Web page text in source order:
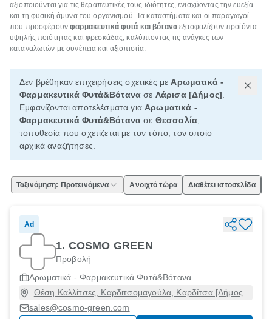
αξιοποιούνται για τις θεραπευτικές τους ιδιότητες, ενισχύοντας την ευεξία
και τη φυσική άμυνα του οργανισμού. Τα καταστήματα και οι παραγωγοί
που προσφέρουνφαρμακευτικά φυτά και βότανα εξασφαλίζουν προϊόντα
υψηλής ποιότητας και φρεσκάδας, καλύπτοντας τις ανάγκες των
καταναλωτών με συνέπεια και αξιοπιστία.
Δεν βρέθηκαν επιχειρήσεις σχετικές με Αρωματικά -
Φαρμακευτικά Φυτά&Βότανα σε Λάρισα [Δήμος]
Εμφανίζονται αποτελέσματα για Αρωματικά -
Φαρμακευτικά Φυτά&Βότανα σε Θεσσαλία
τοποθεσία που σχετίζεται με τον τόπο, τον οποίο
αρχικά αναζήτησες.
Ταξινόμηση: Προτεινόμενα Ανοιχτό τώρα Διαθέτει ιστοσελίδα
Ad
1. COSMO GREEN
Προβολή
Αρωματικά - Φαρμακευτικά Φυτά&Βότανα
Θέση Καλλίτσες, Καρδιτσομαγούλα, Καρδίτσα [Δήμος],
Καρδίτσα, 43100
sales@cosmo-green.com